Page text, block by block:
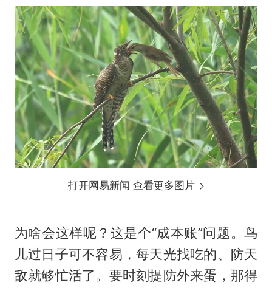
打开网易新闻 查看更多图片
为啥会这样呢？这是个“成本账”问题。鸟
儿过日子可不容易，每天光找吃的、防天
敌就够忙活了。要时刻提防外来蛋，那得